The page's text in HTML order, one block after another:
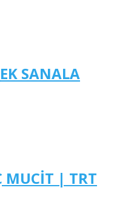
SANALA
MUCİT | TRT